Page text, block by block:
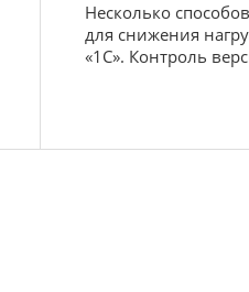
Несколько
для снижения
«1С». Контроль